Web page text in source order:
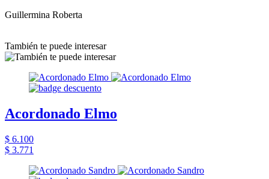
Guillermina Roberta
También te puede interesar
Acordonado Elmo
$ 6.100
$ 3.771